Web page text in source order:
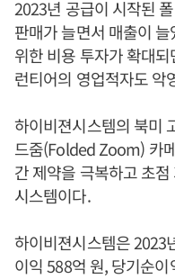
2023년 공급이 시작된
판매가 늘면서 매출이
위한 비용 투자가 확대
런티어의 영업적자도 악
하이비젼시스템의 북미
드줌(Folded Zoom) 카
간 제약을 극복하고 초
시스템이다.
하이비젼시스템은 2023
이익 588억 원, 당기순